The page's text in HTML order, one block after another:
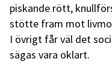
piskande rött,
stötte fram mot
I övrigt får väl det
sägas vara oklart.